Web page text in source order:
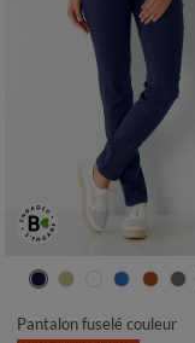
36 38 40 42 44
Pantalon fuselé couleur